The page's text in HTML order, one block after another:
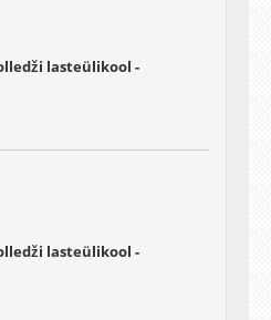
lasteülikool -
lasteülikool -